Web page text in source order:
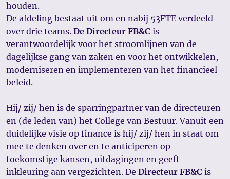
houden.
De afdeling bestaat uit om en nabij 53FTE verdeeld
over drie teams. De Directeur FB&C is
verantwoordelijk voor het stroomlijnen van de
dagelijkse gang van zaken en voor het ontwikkelen,
moderniseren en implementeren van het financieel
beleid.
Hij/ zij/ hen is de sparringpartner van de directeuren
en (de leden van) het College van Bestuur. Vanuit een
duidelijke visie op finance is hij/ zij/ hen in staat om
mee te denken over en te anticiperen op
toekomstige kansen, uitdagingen en geeft
inkleuring aan vergezichten. De Directeur FB&C is